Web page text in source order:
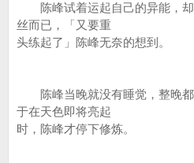
陈峰试着运起自己的异能，却
丝而已，「又要重
头练起了」陈峰无奈的想到。
陈峰当晚就没有睡觉，整晚都
于在天色即将亮起
时，陈峰才停下修炼。